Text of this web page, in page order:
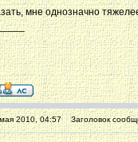
мне однозначно
2010, 04:57 Заголовок